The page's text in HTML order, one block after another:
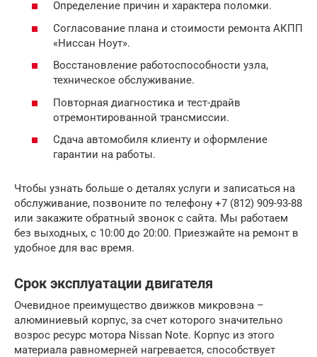
Определение причин и характера поломки.
Согласование плана и стоимости ремонта АКПП
«Ниссан Ноут».
Восстановление работоспособности узла,
техническое обслуживание.
Повторная диагностика и тест-драйв
отремонтированной трансмиссии.
Сдача автомобиля клиенту и оформление
гарантии на работы.
Чтобы узнать больше о деталях услуги и записаться на
обслуживание, позвоните по телефону +7 (812) 909-93-88
или закажите обратный звонок с сайта. Мы работаем
без выходных, с 10:00 до 20:00. Приезжайте на ремонт в
удобное для вас время.
Срок эксплуатации двигателя
Очевидное преимущество движков микровэна –
алюминиевый корпус, за счет которого значительно
возрос ресурс мотора Nissan Note. Корпус из этого
материала равномерней нагревается, способствует